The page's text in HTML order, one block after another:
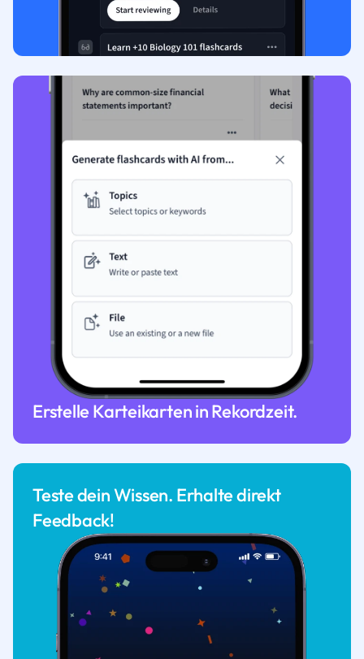
Erstelle Karteikarten in Rekordzeit.
Teste dein Wissen. Erhalte direkt
Feedback!